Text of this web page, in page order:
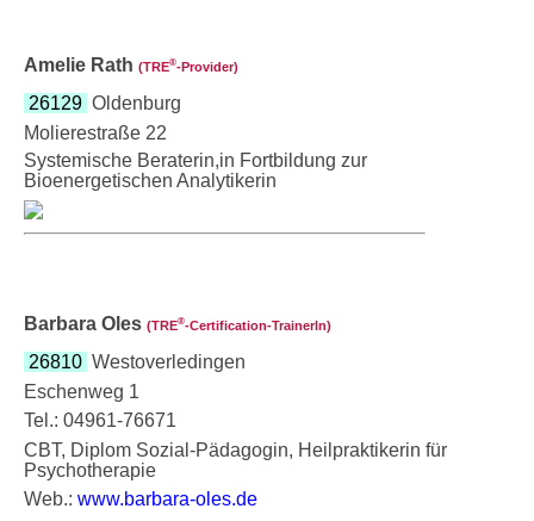
Amelie Rath (TRE®‑Provider)
26129 Oldenburg
Molierestraße 22
Systemische Beraterin,in Fortbildung zur
Bioenergetischen Analytikerin
Barbara Oles (TRE®‑Certification-TrainerIn)
26810 Westoverledingen
Eschenweg 1
Tel.: 04961-76671
CBT, Diplom Sozial-Pädagogin, Heilpraktikerin für
Psychotherapie
Web.: www.barbara-oles.de